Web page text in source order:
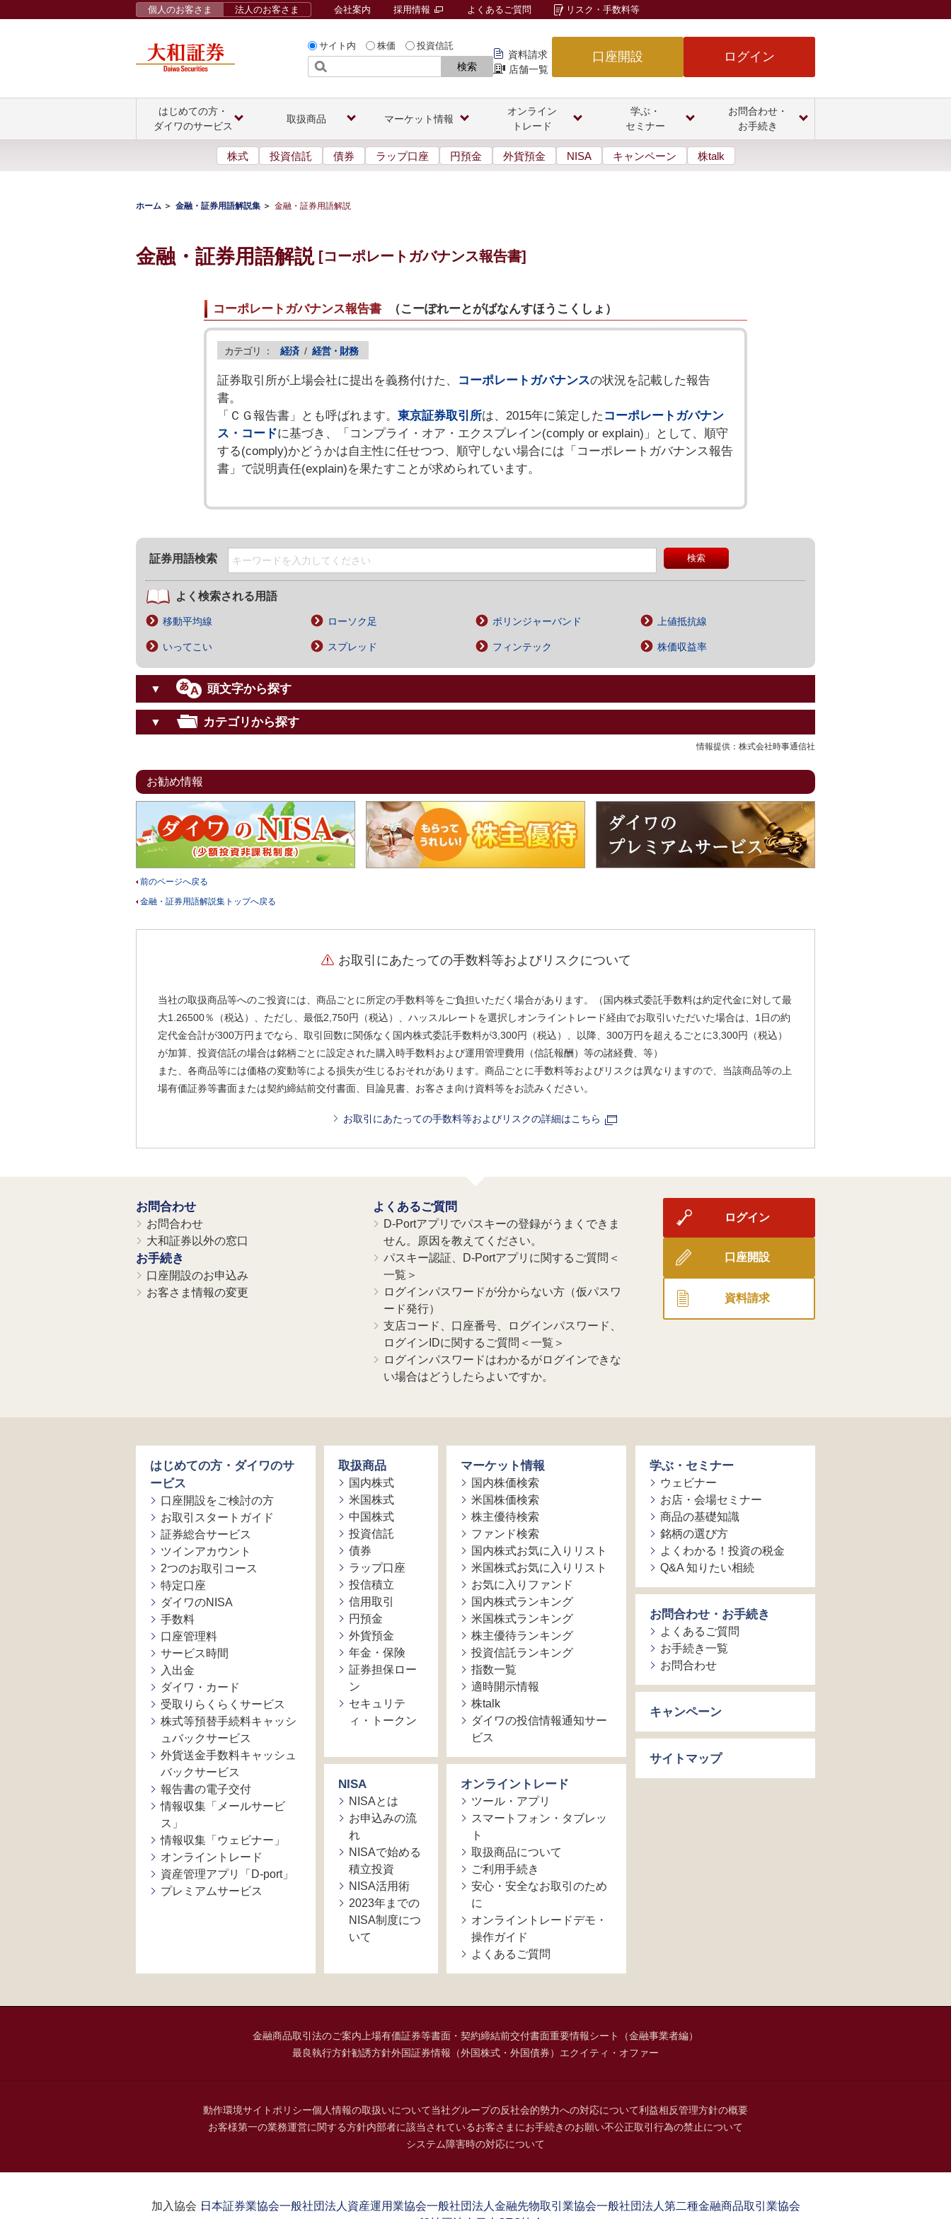
サイト内 株価 投資信託
検索
資料請求
店舗一覧
口座開設 ログイン
個人のお客さま 法人のお客さま 会社案内 採用情報 よくあるご質問 リスク・手数料等
はじめての方・
ダイワのサービス
取扱商品 マーケット情報
オンライン
トレード
学ぶ・
セミナー
お問合わせ・
お手続き
株式 投資信託 債券 ラップ口座 円預金 外貨預金 NISA キャンペーン 株talk
ホーム 金融・証券用語解説集 金融・証券用語解説
金融・証券用語解説 [コーポレートガバナンス報告書]
コーポレートガバナンス報告書 （こーぽれーとがばなんすほうこくしょ ）
カテゴリ ： 経済 / 経営・財務
証券取引所が上場会社に提出を義務付けた、 コーポレートガバナンスの状況を記載した報告
書。
「ＣＧ報告書」とも呼ばれます。 東京証券取引所は、2015年に策定した コーポレートガバナン
ス・コードに基づき、「コンプライ・オア・エクスプレイン(comply or explain)」として、順守
する(comply)かどうかは自主性に任せつつ、順守しない場合には「コーポレートガバナンス報告
書」で説明責任(explain)を果たすことが求められています。
証券用語検索
よく検索される用語
移動平均線 ローソク足 ボリンジャーバンド 上値抵抗線
いってこい スプレッド フィンテック 株価収益率
▼ 頭文字から探す
▼ カテゴリから探す
情報提供：株式会社時事通信社
お勧め情報
前のページへ戻る
金融・証券用語解説集トップへ戻る
お取引にあたっての手数料等およびリスクについて
当社の取扱商品等へのご投資には、商品ごとに所定の手数料等をご負担いただく場合があります。（国内株式委託手数料は約定代金に対して最
大1.26500％（税込）、ただし、最低2,750円（税込）、ハッスルレートを選択しオンライントレード経由でお取引いただいた場合は、1日の約
定代金合計が300万円までなら、取引回数に関係なく国内株式委託手数料が3,300円（税込）、以降、300万円を超えるごとに3,300円（税込）
が加算、投資信託の場合は銘柄ごとに設定された購入時手数料および運用管理費用（信託報酬）等の諸経費、等）
また、各商品等には価格の変動等による損失が生じるおそれがあります。商品ごとに手数料等およびリスクは異なりますので、当該商品等の上
場有価証券等書面または契約締結前交付書面、目論見書、お客さま向け資料等をお読みください。
お取引にあたっての手数料等およびリスクの詳細はこちら
お問合わせ
お問合わせ
大和証券以外の窓口
お手続き
口座開設のお申込み
お客さま情報の変更
よくあるご質問
D-Portアプリでパスキーの登録がうまくできま
せん。原因を教えてください。
パスキー認証、D-Portアプリに関するご質問＜
一覧＞
ログインパスワードが分からない方（仮パスワ
ード発行）
支店コード、口座番号、ログインパスワード、
ログインIDに関するご質問＜一覧＞
ログインパスワードはわかるがログインできな
い場合はどうしたらよいですか。
ログイン
口座開設
資料請求
はじめての方・ダイワのサ
ービス
口座開設をご検討の方
お取引スタートガイド
証券総合サービス
ツインアカウント
2つのお取引コース
特定口座
ダイワのNISA
手数料
口座管理料
サービス時間
入出金
ダイワ・カード
受取りらくらくサービス
株式等預替手続料キャッシ
ュバックサービス
外貨送金手数料キャッシュ
バックサービス
報告書の電子交付
情報収集「メールサービ
ス」
情報収集「ウェビナー」
オンライントレード
資産管理アプリ「D-port」
プレミアムサービス
取扱商品
国内株式
米国株式
中国株式
投資信託
債券
ラップ口座
投信積立
信用取引
円預金
外貨預金
年金・保険
証券担保ロー
ン
セキュリテ
ィ・トークン
NISA
NISAとは
お申込みの流
れ
NISAで始める
積立投資
NISA活用術
2023年までの
NISA制度につ
いて
マーケット情報
国内株価検索
米国株価検索
株主優待検索
ファンド検索
国内株式お気に入りリスト
米国株式お気に入りリスト
お気に入りファンド
国内株式ランキング
米国株式ランキング
株主優待ランキング
投資信託ランキング
指数一覧
適時開示情報
株talk
ダイワの投信情報通知サー
ビス
オンライントレード
ツール・アプリ
スマートフォン・タブレッ
ト
取扱商品について
ご利用手続き
安心・安全なお取引のため
に
オンライントレードデモ・
操作ガイド
よくあるご質問
学ぶ・セミナー
ウェビナー
お店・会場セミナー
商品の基礎知識
銘柄の選び方
よくわかる！投資の税金
Q&A 知りたい相続
お問合わせ・お手続き
よくあるご質問
お手続き一覧
お問合わせ
キャンペーン
サイトマップ
金融商品取引法のご案内 上場有価証券等書面・契約締結前交付書面重要情報シート（金融事業者編）
最良執行方針勧誘方針外国証券情報（外国株式・外国債券） エクイティ・オファー
動作環境サイトポリシー個人情報の取扱いについて当社グループの反社会的勢力への対応について利益相反管理方針の概要
お客様第一の業務運営に関する方針内部者に該当されているお客さまにお手続きのお願い不公正取引行為の禁止について
システム障害時の対応について
加入協会：日本証券業協会一般社団法人資産運用業協会一般社団法人金融先物取引業協会一般社団法人第二種金融商品取引業協会